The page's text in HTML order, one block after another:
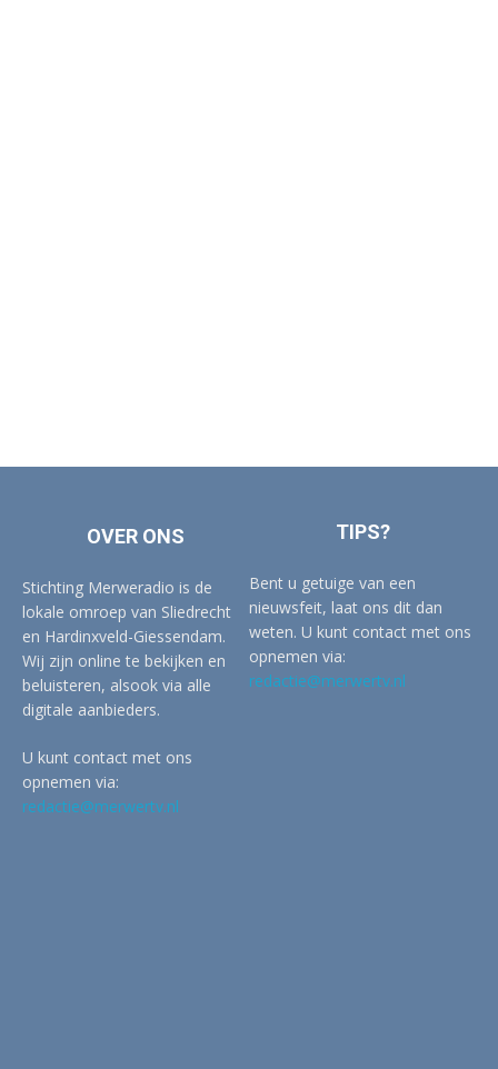
OVER ONS
Stichting Merweradio is de
lokale omroep van Sliedrecht
en Hardinxveld-Giessendam.
Wij zijn online te bekijken en
beluisteren, alsook via alle
digitale aanbieders.
U kunt contact met ons
opnemen via:
redactie@merwertv.nl
TIPS?
Bent u getuige van een
nieuwsfeit, laat ons dit dan
weten. U kunt contact met ons
opnemen via:
redactie@merwertv.nl